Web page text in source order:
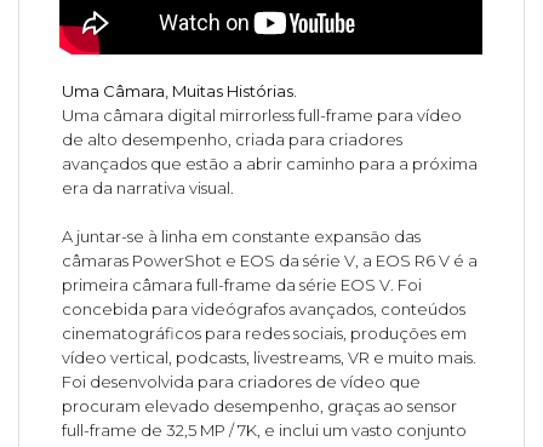
Uma Câmara, Muitas Histórias.
Uma câmara digital mirrorless full-frame para vídeo
de alto desempenho, criada para criadores
avançados que estão a abrir caminho para a próxima
era da narrativa visual.
A juntar-se à linha em constante expansão das
câmaras PowerShot e EOS da série V, a EOS R6 V é a
primeira câmara full-frame da série EOS V. Foi
concebida para videógrafos avançados, conteúdos
cinematográficos para redes sociais, produções em
vídeo vertical, podcasts, livestreams, VR e muito mais.
Foi desenvolvida para criadores de vídeo que
procuram elevado desempenho, graças ao sensor
full-frame de 32,5 MP / 7K, e inclui um vasto conjunto